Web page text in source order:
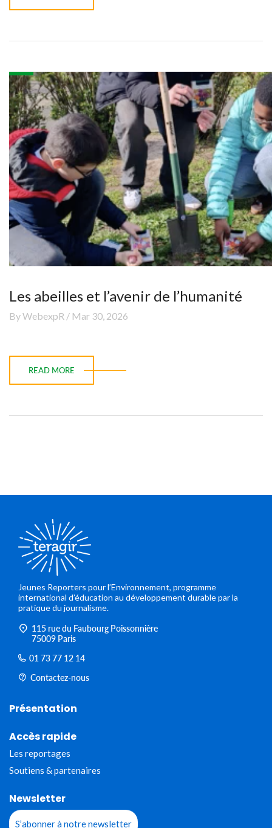
Les abeilles et l’avenir de l’humanité
By WebexpR / Mar 30, 2026
READ MORE
Jeunes Reporters pour l’Environnement, programme
international d’éducation au développement durable par la
pratique du journalisme.
115 rue du Faubourg Poissonnière
75009 Paris
01 73 77 12 14
Contactez-nous
Présentation
Accès rapide
Les reportages
Soutiens & partenaires
Newsletter
S’abonner à notre newsletter